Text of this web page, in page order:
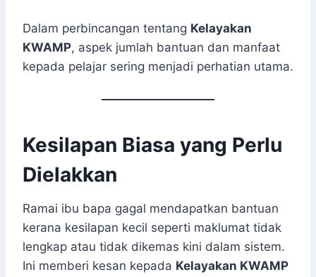
Dalam perbincangan tentang Kelayakan
KWAMP, aspek jumlah bantuan dan manfaat
kepada pelajar sering menjadi perhatian utama.
Kesilapan Biasa yang Perlu
Dielakkan
Ramai ibu bapa gagal mendapatkan bantuan
kerana kesilapan kecil seperti maklumat tidak
lengkap atau tidak dikemas kini dalam sistem.
Ini memberi kesan kepada Kelayakan KWAMP